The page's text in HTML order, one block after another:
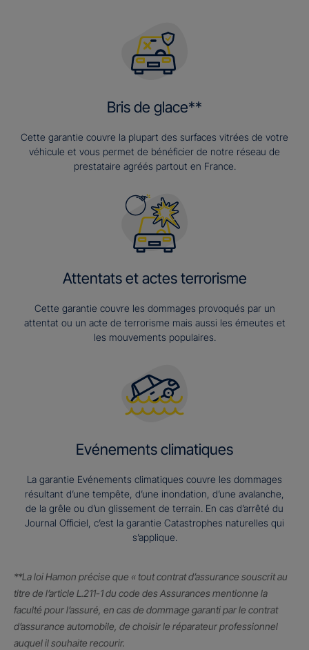
Bris de glace**
Cette garantie couvre la plupart des surfaces vitrées de votre
véhicule et vous permet de bénéficier de notre réseau de
prestataire agréés partout en France.
Attentats et actes terrorisme
Cette garantie couvre les dommages provoqués par un
attentat ou un acte de terrorisme mais aussi les émeutes et
les mouvements populaires.
Evénements climatiques
La garantie Evénements climatiques couvre les dommages
résultant d’une tempête, d’une inondation, d’une avalanche,
de la grêle ou d’un glissement de terrain. En cas d’arrêté du
Journal Officiel, c’est la garantie Catastrophes naturelles qui
s’applique.
**La loi Hamon précise que « tout contrat d’assurance souscrit au
titre de l’article L.211-1 du code des Assurances mentionne la
faculté pour l’assuré, en cas de dommage garanti par le contrat
d’assurance automobile, de choisir le réparateur professionnel
auquel il souhaite recourir.